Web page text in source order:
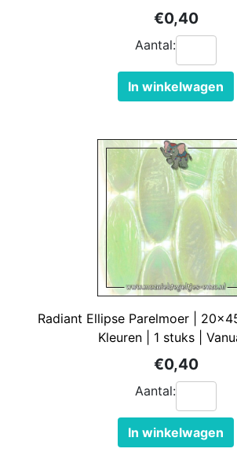
€0,40
Aantal:
In winkelwagen
Radiant Ellipse Parelmoer |
Kleuren | 1 stuks |
€0,40
Aantal:
In winkelwagen